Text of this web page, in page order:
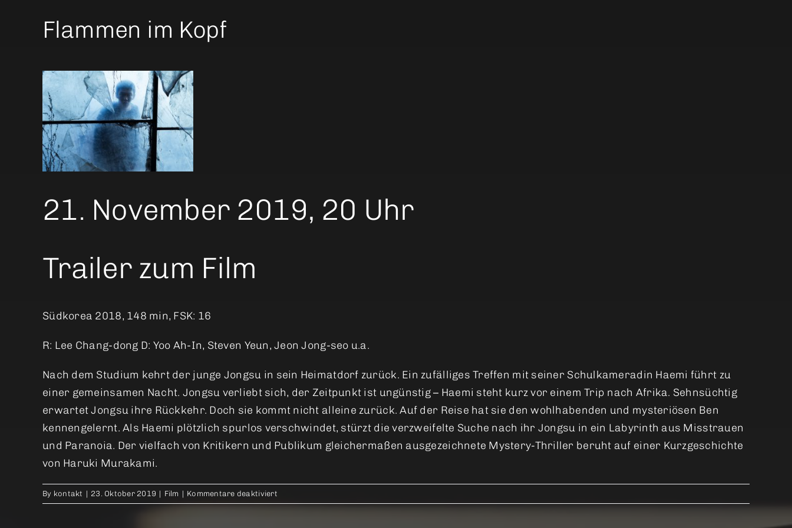
Flammen im Kopf
21. November 2019, 20 Uhr
Trailer zum Film
Südkorea 2018, 148 min, FSK: 16
R: Lee Chang-dong D: Yoo Ah-In, Steven Yeun, Jeon Jong-seo u.a.
Nach dem Studium kehrt der junge Jongsu in sein Heimatdorf zurück. Ein zufälliges Treffen mit seiner Schulkameradin Haemi führt zu
einer gemeinsamen Nacht. Jongsu verliebt sich, der Zeitpunkt ist ungünstig – Haemi steht kurz vor einem Trip nach Afrika. Sehnsüchtig
erwartet Jongsu ihre Rückkehr. Doch sie kommt nicht alleine zurück. Auf der Reise hat sie den wohlhabenden und mysteriösen Ben
kennengelernt. Als Haemi plötzlich spurlos verschwindet, stürzt die verzweifelte Suche nach ihr Jongsu in ein Labyrinth aus Misstrauen
und Paranoia. Der vielfach von Kritikern und Publikum gleichermaßen ausgezeichnete Mystery-Thriller beruht auf einer Kurzgeschichte
von Haruki Murakami.
By kontakt | 23. Oktober 2019 | Film | Kommentare deaktiviertfür
Burning